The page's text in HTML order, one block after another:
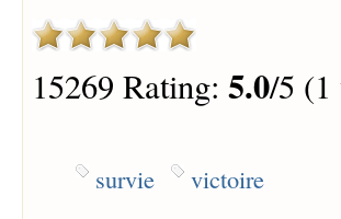
15269 Rating: 5.0/5 (1
survie victoire